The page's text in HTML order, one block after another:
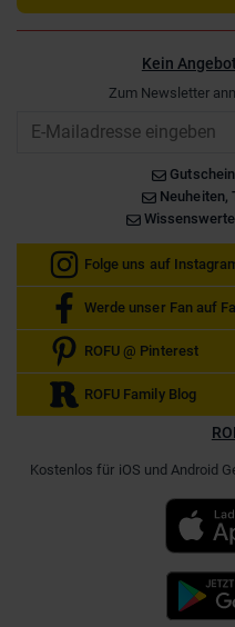
Kein
Zum Newsletter
Neuheiten,
Folge uns auf
Werde unser Fan auf
ROFU @ Pinterest
ROFU Family Blog
Kostenlos für iOS und Android